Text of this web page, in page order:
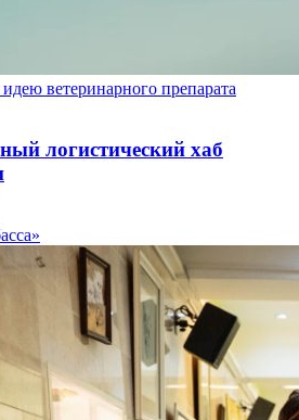
ветеринарного препарата
логистический хаб